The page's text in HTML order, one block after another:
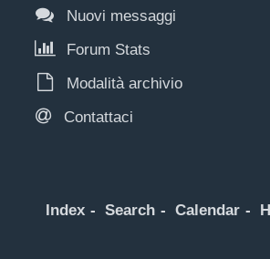
Nuovi messaggi
Forum Stats
Modalità archivio
Contattaci
Index Search Calendar